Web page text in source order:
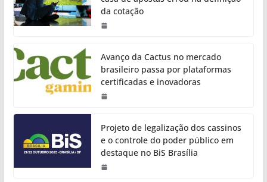
da cotação
Avanço da Cactus no mercado
brasileiro passa por plataformas
certificadas e inovadoras
Projeto de legalização dos cassinos
e o controle do poder público em
destaque no BiS Brasília